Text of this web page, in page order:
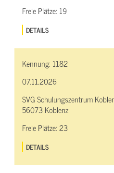
Freie Plätze: 19
DETAILS
Kennung: 1182
07.11.2026
SVG Schulungszentrum
56073 Koblenz
Freie Plätze:23
DETAILS